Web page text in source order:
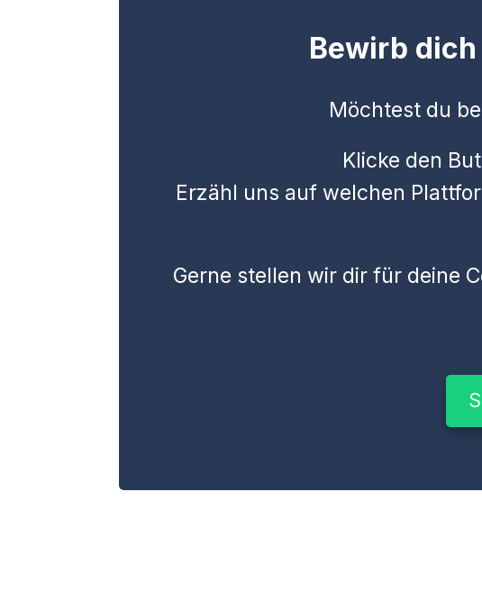
Bewirb
Möchtest du
Klicke den
Erzähl uns auf welchen
Gerne stellen wir dir für deine